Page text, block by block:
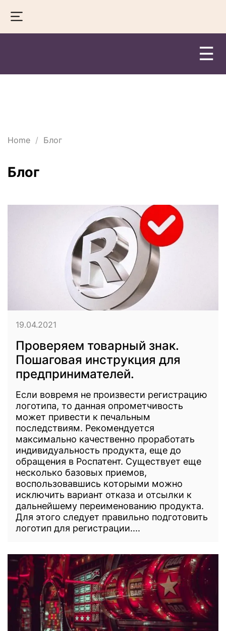
☰
Home Блог
Блог
Проверяем товарный знак.
Пошаговая инструкция для
предпринимателей.
Если вовремя не произвести регистрацию
логотипа, то данная опрометчивость
может привести к печальным
последствиям. Рекомендуется
максимально качественно проработать
индивидуальность продукта, еще до
обращения в Роспатент. Существует еще
несколько базовых приемов,
воспользовавшись которыми можно
исключить вариант отказа и отсылки к
дальнейшему переименованию продукта.
Для этого следует правильно подготовить
логотип для регистрации....
19.04.2021